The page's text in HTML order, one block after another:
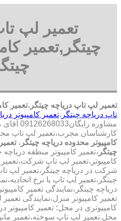
تعمیر لپ
چیتگر,تعمیر
تعمیر لپ تاپ دریاچه چیتگر ،تعمیر
تاپ دریاچه چیتگر ،تعمیر کامپیوتر
مشاوره
کارشناسان مجرب،تعمیر لپ تاپ
کامپیوتر محدوده دریاچه چیتگر ،
چیتگر ،تعمیر کامپیوتر منطقه دریاچه
کامپیوتر،تعمیر لپ تاپ
شرکت در دریاچه چیتگر،تعمیر لپ
چیتگر،تعمیر لپ تاپ با نرخ
دریاچه چیتگر،نمایندگی تعمیر
تعمیر کامپیوتر منزل،نمایندگی
کامپیوتری در محل؛ تعمیر کامپیوتر
محل.تعمیر لپ تاپ سوخته،تعمبر